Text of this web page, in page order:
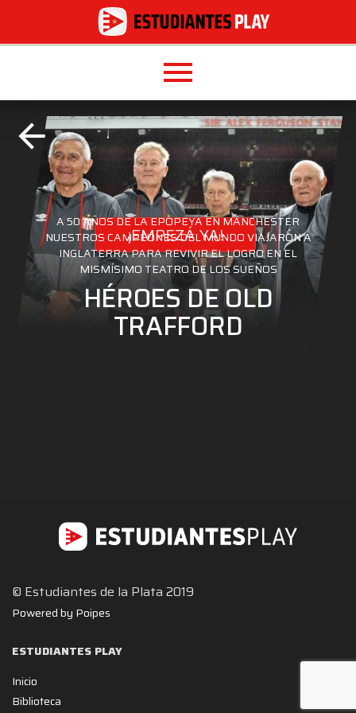
menu
arrow_back
A 50 AÑOS DE LA EPOPEYA EN MANCHESTER
NUESTROS CAMPEONES DEL MUNDO VIAJARON A
INGLATERRA PARA REVIVIR EL LOGRO EN EL
MISMÍSIMO TEATRO DE LOS SUEÑOS
HÉROES DE OLD
TRAFFORD
¡EMPEZÁ YA!
© Estudiantes de la Plata 2019
Powered by Poipes
ESTUDIANTES PLAY
Inicio
Biblioteca